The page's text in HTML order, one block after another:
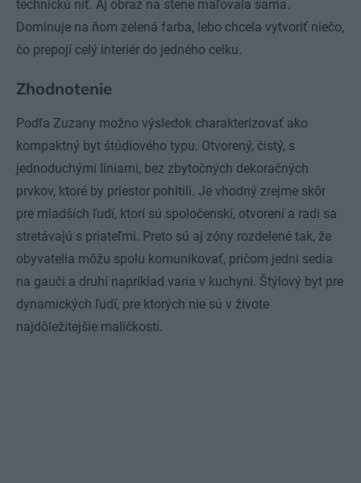
technickú niť. Aj obraz na stene maľovala sama.
Dominuje na ňom zelená farba, lebo chcela vytvoriť niečo,
čo prepojí celý interiér do jedného celku.
Zhodnotenie
Podľa Zuzany možno výsledok charakterizovať ako
kompaktný byt štúdiového typu. Otvorený, čistý, s
jednoduchými líniami, bez zbytočných dekoračných
prvkov, ktoré by priestor pohltili. Je vhodný zrejme skôr
pre mladších ľudí, ktorí sú spoločenskí, otvorení a radi sa
stretávajú s priateľmi. Preto sú aj zóny rozdelené tak, že
obyvatelia môžu spolu komunikovať, pričom jedni sedia
na gauči a druhí napríklad varia v kuchyni. Štýlový byt pre
dynamických ľudí, pre ktorých nie sú v živote
najdôležitejšie maličkosti.